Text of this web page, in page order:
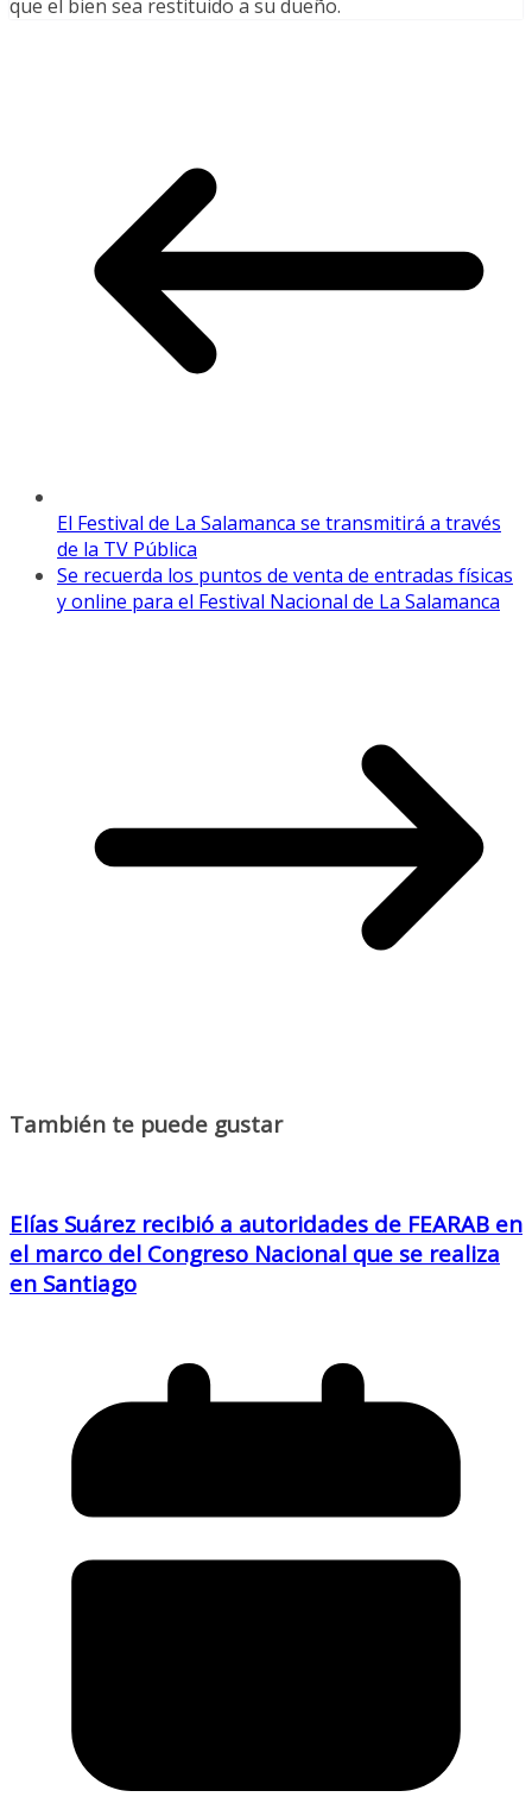
que el bien sea restituido a su dueño.
El Festival de La Salamanca se transmitirá a través
de la TV Pública
Se recuerda los puntos de venta de entradas físicas
y online para el Festival Nacional de La Salamanca
También te puede gustar
Elías Suárez recibió a autoridades de FEARAB en
el marco del Congreso Nacional que se realiza
en Santiago